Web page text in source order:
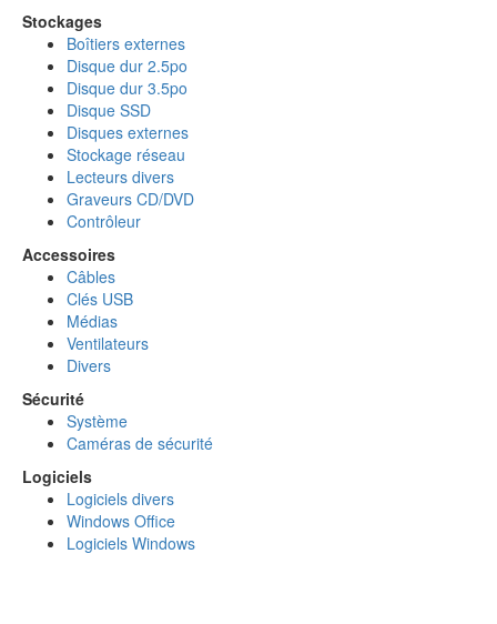
Stockages
Boîtiers externes
Disque dur 2.5po
Disque dur 3.5po
Disque SSD
Disques externes
Stockage réseau
Lecteurs divers
Graveurs CD/DVD
Contrôleur
Accessoires
Câbles
Clés USB
Médias
Ventilateurs
Divers
Sécurité
Système
Caméras de sécurité
Logiciels
Logiciels divers
Windows Office
Logiciels Windows